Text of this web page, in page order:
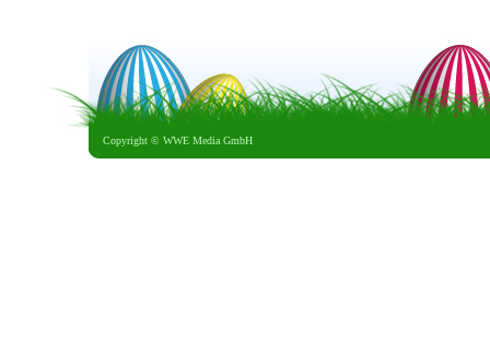
Copyright © WWE Media GmbH